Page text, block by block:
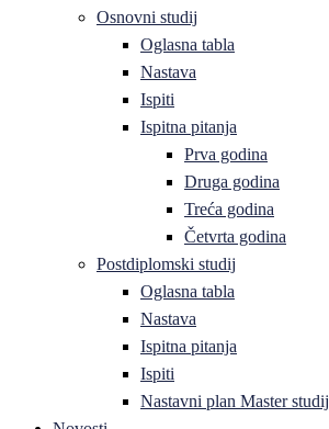
Osnovni studij
Oglasna tabla
Nastava
Ispiti
Ispitna pitanja
Prva godina
Druga godina
Treća godina
Četvrta godina
Postdiplomski studij
Oglasna tabla
Nastava
Ispitna pitanja
Ispiti
Nastavni plan Master studij